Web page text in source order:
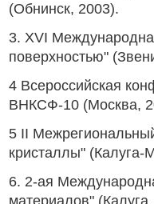
(Обнинск, 2003).
3. XVI
поверхностью"
4 Всероссийская
ВНКСФ-10 (Москва,
5 II
кристаллы" (Калуга-
6. 2-ая
материалов"